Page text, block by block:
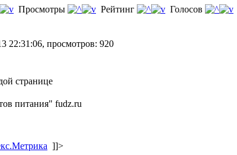
Просмотры Рейтинг
Голосов
22:31:06, просмотров: 920
странице
питания" fudz.ru
]]>